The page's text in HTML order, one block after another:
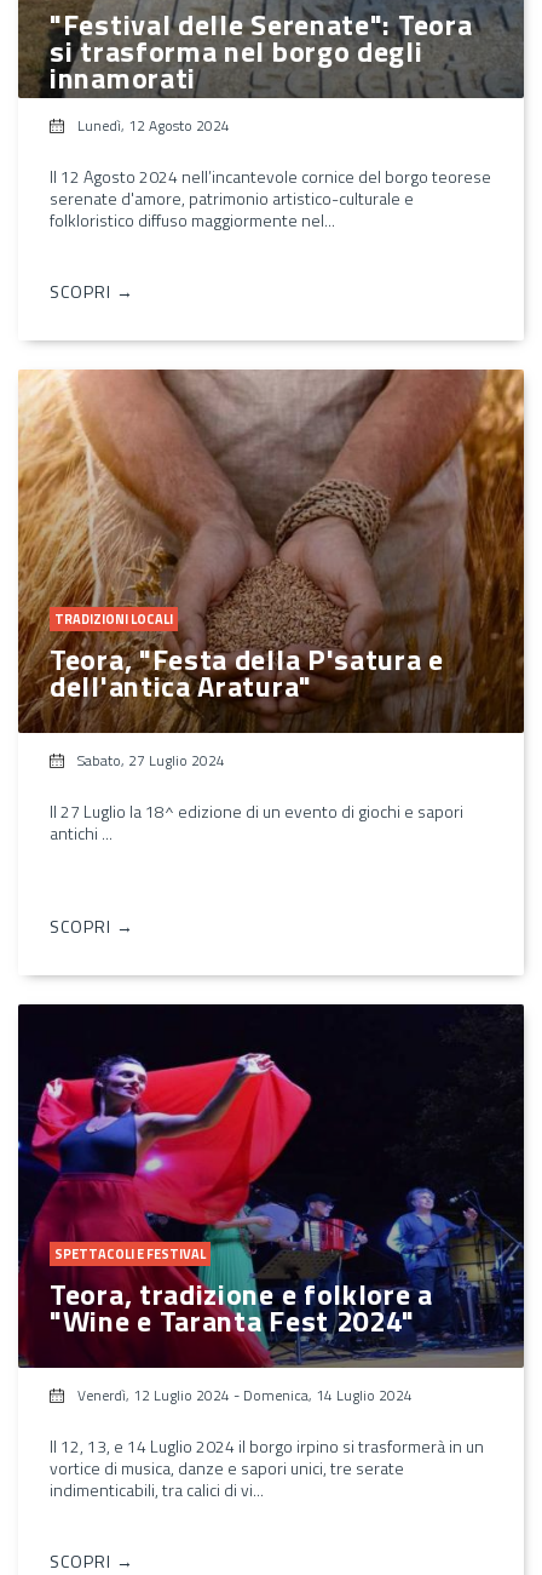
"Festival delle Serenate": Teora
si trasforma nel borgo degli
innamorati
Lunedì, 12 Agosto 2024
Il 12 Agosto 2024 nell’incantevole cornice del borgo teorese
serenate d'amore, patrimonio artistico-culturale e
folkloristico diffuso maggiormente nel...
SCOPRI →
TRADIZIONI LOCALI
Teora, "Festa della P'satura e
dell'antica Aratura"
Sabato, 27 Luglio 2024
Il 27 Luglio la 18^ edizione di un evento di giochi e sapori
antichi ...
SCOPRI →
SPETTACOLI E FESTIVAL
Teora, tradizione e folklore a
"Wine e Taranta Fest 2024"
Venerdì, 12 Luglio 2024 - Domenica, 14 Luglio 2024
Il 12, 13, e 14 Luglio 2024 il borgo irpino si trasformerà in un
vortice di musica, danze e sapori unici, tre serate
indimenticabili, tra calici di vi...
SCOPRI →